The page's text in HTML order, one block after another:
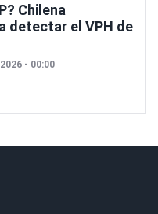
Chilena
detectar el VPH de
- 00:00